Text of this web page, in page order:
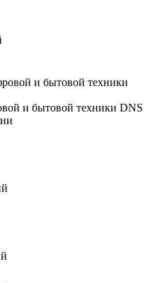
и бытовой техники DNS